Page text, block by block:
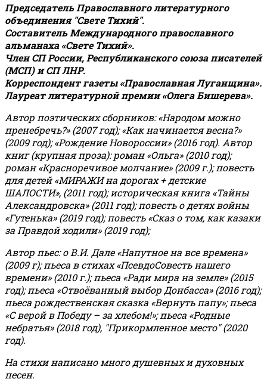
Председатель Православного литературного
объединения "Свете Тихий".
Составитель Международного православного
альманаха «Свете Тихий».
Член СП России, Республиканского союза писателей
(МСП) и СП ЛНР.
Корреспондент газеты «Православная Луганщина».
Лауреат литературной премии «Олега Бишерева».
Автор поэтических сборников: «Народом можно
пренебречь?» (2007 год); «Как начинается весна?»
(2009 год); «Рождение Новороссии» (2016 год). Автор
книг (крупная проза): роман «Ольга» (2010 год);
роман «Красноречивое молчание» (2009 г.); повесть
для детей «МИРАЖИ на дорогах + детские
ШАЛОСТИ», (2011 год); историческая книга «Тайны
Александровска» (2011 год); повесть о детях войны
«Гутенька» (2019 год); повесть «Сказ о том, как казаки
за Правдой ходили» (2019 год);
Автор пьес: о В.И. Дале «Напутное на все времена»
(2009 г); пьеса в стихах «ПсевдоСовесть нашего
времени» (2010 г.); пьеса «Ради мира на земле» (2015
год); пьеса «Отвоёванный выбор Донбасса» (2016 год);
пьеса рождественская сказка «Вернуть папу»; пьеса
«С верой в Победу – за хлебом!»;пьеса «Родные
небратья» (2018 год), "Прикормленное место" (2020
год).
На стихи написано много душевных и духовных
песен.